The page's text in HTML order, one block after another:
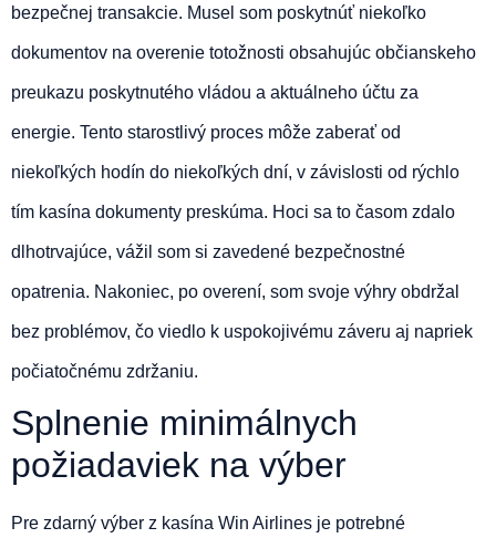
bezpečnej transakcie. Musel som poskytnúť niekoľko
dokumentov na overenie totožnosti obsahujúc občianskeho
preukazu poskytnutého vládou a aktuálneho účtu za
energie. Tento starostlivý proces môže zaberať od
niekoľkých hodín do niekoľkých dní, v závislosti od rýchlo
tím kasína dokumenty preskúma. Hoci sa to časom zdalo
dlhotrvajúce, vážil som si zavedené bezpečnostné
opatrenia. Nakoniec, po overení, som svoje výhry obdržal
bez problémov, čo viedlo k uspokojivému záveru aj napriek
počiatočnému zdržaniu.
Splnenie minimálnych
požiadaviek na výber
Pre zdarný výber z kasína Win Airlines je potrebné